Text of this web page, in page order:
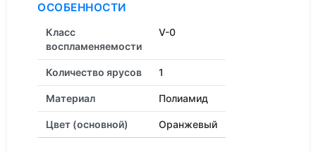
ОСОБЕННОСТИ
Класс
воспламеняемости
V-0
Количество ярусов 1
Материал Полиамид
Цвет (основной) Оранжевый